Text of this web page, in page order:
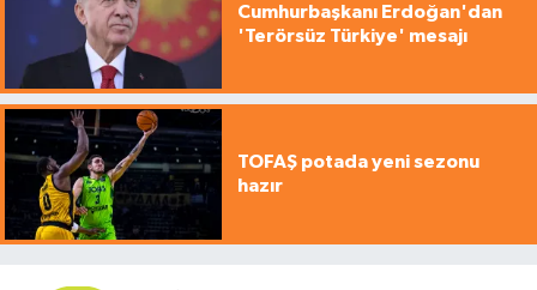
Cumhurbaşkanı Erdoğan'dan
'Terörsüz Türkiye' mesajı
TOFAŞ potada yeni sezonu
hazır